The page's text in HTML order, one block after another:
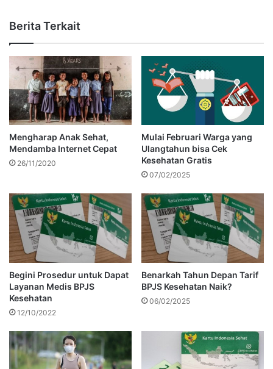
Berita Terkait
Mengharap Anak Sehat,
Mendamba Internet Cepat
26/11/2020
Mulai Februari Warga yang
Ulangtahun bisa Cek
Kesehatan Gratis
07/02/2025
Begini Prosedur untuk Dapat
Layanan Medis BPJS
Kesehatan
12/10/2022
Benarkah Tahun Depan Tarif
BPJS Kesehatan Naik?
06/02/2025